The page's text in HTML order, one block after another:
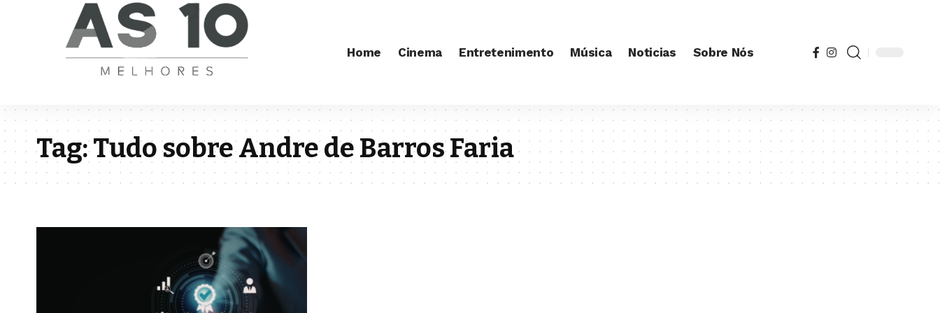
Home Cinema Entretenimento Música Noticias Sobre Nós
Tag:Tudo sobre Andre de Barros Faria